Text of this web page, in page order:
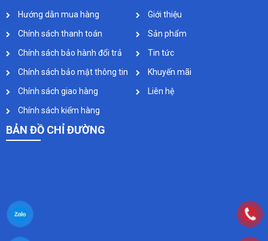
Hướng dẫn mua hàng
Chính sách thanh toán
Chính sách bảo hành đổi trả
Chính sách bảo mật thông tin
Chính sách giao hàng
Chính sách kiểm hàng
Giới thiệu
Sản phẩm
Tin tức
Khuyến mãi
Liên hệ
BẢN ĐỒ CHỈ ĐƯỜNG